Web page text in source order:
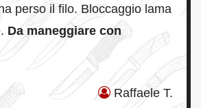
perso il filo. Bloccaggio lama
Da maneggiare con
Raffaele T.